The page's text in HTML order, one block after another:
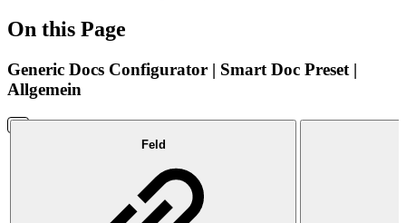
On this Page
Generic Docs Configurator | Smart Doc Preset |
Allgemein
Feld